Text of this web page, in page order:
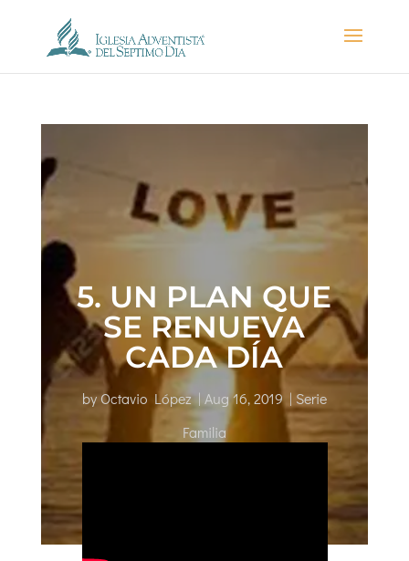
5. UN PLAN QUE
SE RENUEVA
CADA DÍA
byOctavio López| Aug 16, 2019| Serie
Familia